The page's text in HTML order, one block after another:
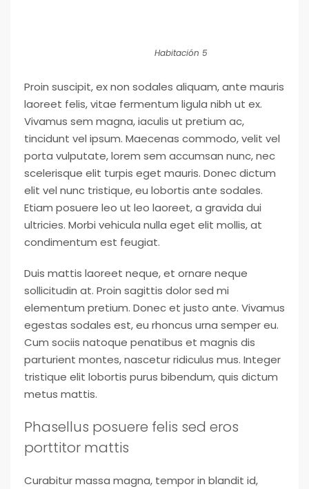
Habitación 5
Proin suscipit, ex non sodales aliquam, ante mauris
laoreet felis, vitae fermentum ligula nibh ut ex.
Vivamus sem magna, iaculis ut pretium ac,
tincidunt vel ipsum. Maecenas commodo, velit vel
porta vulputate, lorem sem accumsan nunc, nec
scelerisque elit turpis eget mauris. Donec dictum
elit vel nunc tristique, eu lobortis ante sodales.
Etiam posuere leo ut leo laoreet, a gravida dui
ultricies. Morbi vehicula nulla eget elit mollis, at
condimentum est feugiat.
Duis mattis laoreet neque, et ornare neque
sollicitudin at. Proin sagittis dolor sed mi
elementum pretium. Donec et justo ante. Vivamus
egestas sodales est, eu rhoncus urna semper eu.
Cum sociis natoque penatibus et magnis dis
parturient montes, nascetur ridiculus mus. Integer
tristique elit lobortis purus bibendum, quis dictum
metus mattis.
Phasellus posuere felis sed eros
porttitor mattis
Curabitur massa magna, tempor in blandit id,